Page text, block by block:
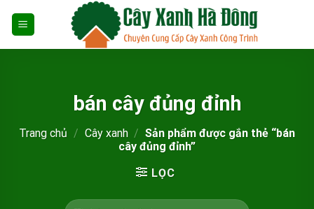
bán cây đủng đỉnh
Trang chủ / Cây xanh / Sản phẩm được gắn thẻ “bán
cây đủng đỉnh”
LỌC